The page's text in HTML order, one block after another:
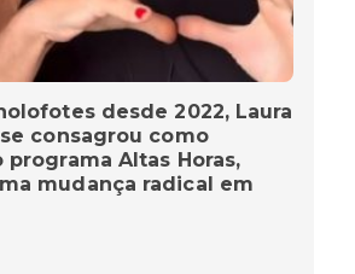
desde 2022, Laura
consagrou como
programa Altas Horas,
mudança radical em